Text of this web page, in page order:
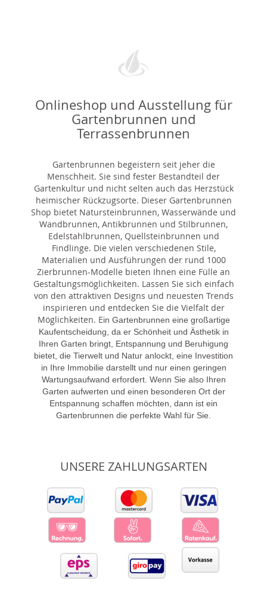
Onlineshop und Ausstellung für
Gartenbrunnen und
Terrassenbrunnen
Gartenbrunnen begeistern seit jeher die
Menschheit. Sie sind fester Bestandteil der
Gartenkultur und nicht selten auch das Herzstück
heimischer Rückzugsorte. Dieser Gartenbrunnen
Shop bietet Natursteinbrunnen, Wasserwände und
Wandbrunnen, Antikbrunnen und Stilbrunnen,
Edelstahlbrunnen, Quellsteinbrunnen und
Findlinge. Die vielen verschiedenen Stile,
Materialien und Ausführungen der rund 1000
Zierbrunnen-Modelle bieten Ihnen eine Fülle an
Gestaltungsmöglichkeiten. Lassen Sie sich einfach
von den attraktiven Designs und neuesten Trends
inspirieren und entdecken Sie die Vielfalt der
Möglichkeiten. Ein Gartenbrunnen eine großartige
Kaufentscheidung, da er Schönheit und Ästhetik in
Ihren Garten bringt, Entspannung und Beruhigung
bietet, die Tierwelt und Natur anlockt, eine Investition
in Ihre Immobilie darstellt und nur einen geringen
Wartungsaufwand erfordert. Wenn Sie also Ihren
Garten aufwerten und einen besonderen Ort der
Entspannung schaffen möchten, dann ist ein
Gartenbrunnen die perfekte Wahl für Sie.
UNSERE ZAHLUNGSARTEN